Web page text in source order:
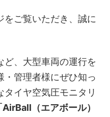
をご覧いただき、誠に
ど、大型車両の運行を
・管理者様にぜひ知っ
イヤ空気圧モニタリ
AirBall（エアボール）